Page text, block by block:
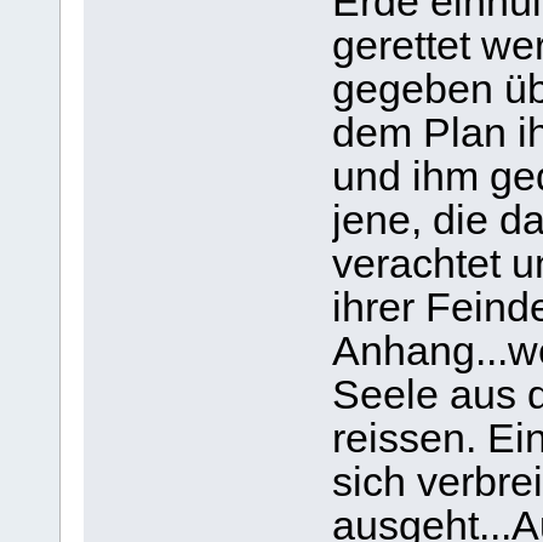
gerettet
gegeben
dem Plan
und ihm
jene, die
verachtet
ihrer
Seele aus
reissen.
sich